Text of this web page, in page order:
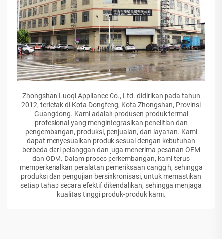
Zhongshan Luoqi Appliance Co., Ltd. didirikan pada tahun
2012, terletak di Kota Dongfeng, Kota Zhongshan, Provinsi
Guangdong. Kami adalah produsen produk termal
profesional yang mengintegrasikan penelitian dan
pengembangan, produksi, penjualan, dan layanan. Kami
dapat menyesuaikan produk sesuai dengan kebutuhan
berbeda dari pelanggan dan juga menerima pesanan OEM
dan ODM. Dalam proses perkembangan, kami terus
memperkenalkan peralatan pemeriksaan canggih, sehingga
produksi dan pengujian bersinkronisasi, untuk memastikan
setiap tahap secara efektif dikendalikan, sehingga menjaga
kualitas tinggi produk-produk kami.